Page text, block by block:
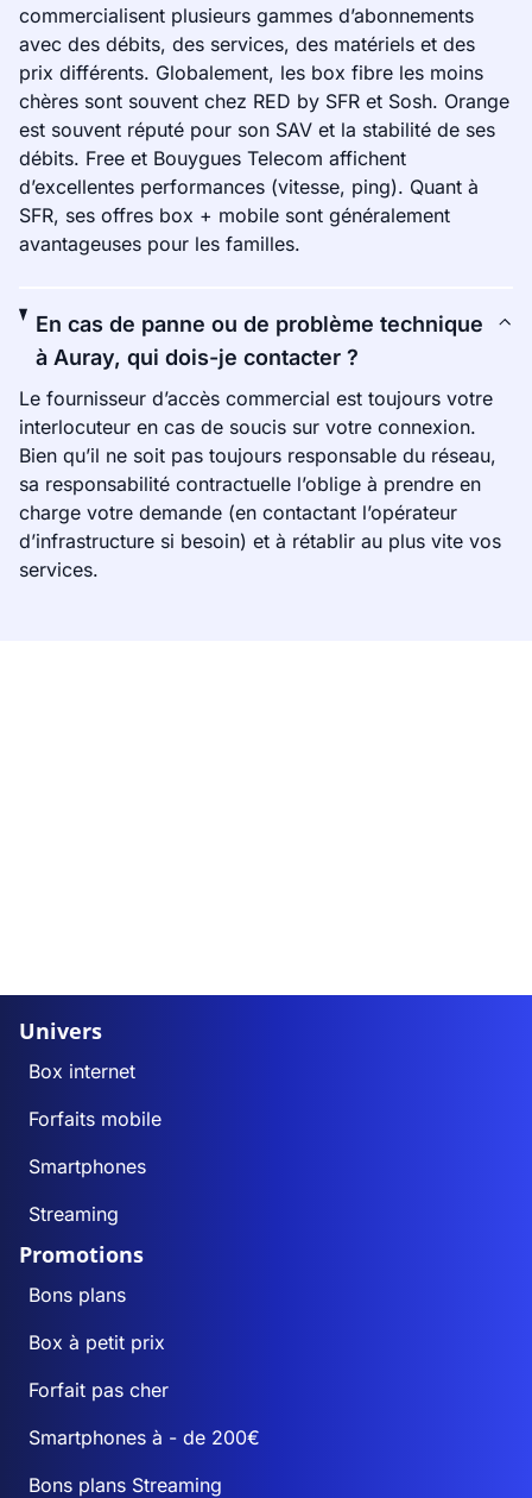
commercialisent plusieurs gammes d’abonnements
avec des débits, des services, des matériels et des
prix différents. Globalement, les box fibre les moins
chères sont souvent chez RED by SFR et Sosh. Orange
est souvent réputé pour son SAV et la stabilité de ses
débits. Free et Bouygues Telecom affichent
d’excellentes performances (vitesse, ping). Quant à
SFR, ses offres box + mobile sont généralement
avantageuses pour les familles.
En cas de panne ou de problème technique
à Auray, qui dois-je contacter ?
Le fournisseur d’accès commercial est toujours votre
interlocuteur en cas de soucis sur votre connexion.
Bien qu’il ne soit pas toujours responsable du réseau,
sa responsabilité contractuelle l’oblige à prendre en
charge votre demande (en contactant l’opérateur
d’infrastructure si besoin) et à rétablir au plus vite vos
services.
Univers
Box internet
Forfaits mobile
Smartphones
Streaming
Promotions
Bons plans
Box à petit prix
Forfait pas cher
Smartphones à - de 200€
Bons plans Streaming